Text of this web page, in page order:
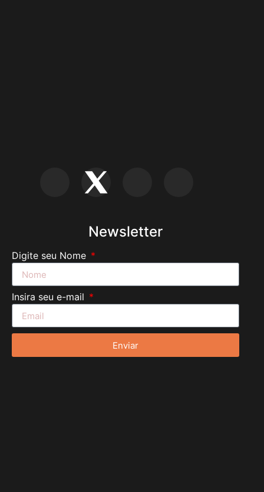
Newsletter
Digite seu Nome
Insira seu e-mail
Enviar